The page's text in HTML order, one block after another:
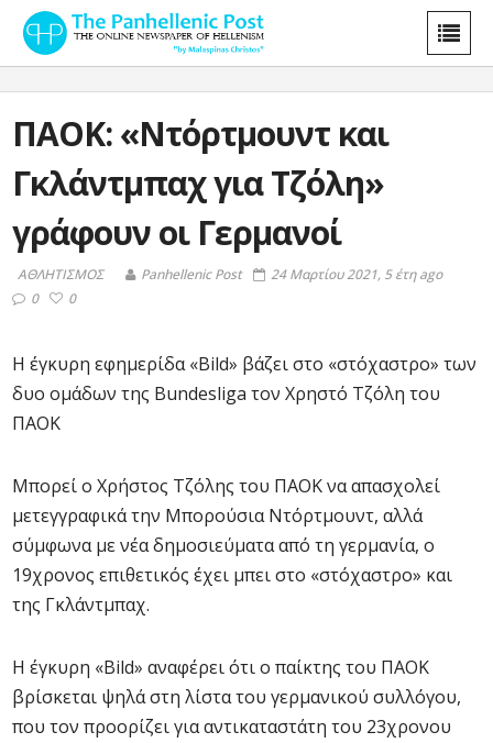
ΠΑΟΚ: «Ντόρτμουντ και
Γκλάντμπαχ για Τζόλη»
γράφουν οι Γερμανοί
ΑΘΛΗΤΙΣΜΟΣ Panhellenic Post
24 Μαρτίου 2021, 5 έτη ago
0
0
Η έγκυρη εφημερίδα «Bild» βάζει στο «στόχαστρο» των
δυο ομάδων της Bundesliga τον Χρηστό Τζόλη του
ΠΑΟΚ
Μπορεί ο Χρήστος Τζόλης του ΠΑΟΚ να απασχολεί
μετεγγραφικά την Μπορούσια Ντόρτμουντ, αλλά
σύμφωνα με νέα δημοσιεύματα από τη γερμανία, ο
19χρονος επιθετικός έχει μπει στο «στόχαστρο» και
της Γκλάντμπαχ.
Η έγκυρη «Bild» αναφέρει ότι ο παίκτης του ΠΑΟΚ
βρίσκεται ψηλά στη λίστα του γερμανικού συλλόγου,
που τον προορίζει για αντικαταστάτη του 23χρονου